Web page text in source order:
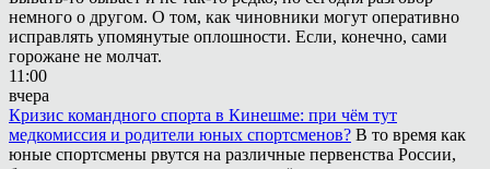
немного о другом. О том, как чиновники могут оперативно
исправлять упомянутые оплошности. Если, конечно, сами
горожане не молчат.
11:00
вчера
Кризис командного спорта в Кинешме: при чём тут
медкомиссия и родители юных спортсменов? В то время как
юные спортсмены рвутся на различные первенства России,